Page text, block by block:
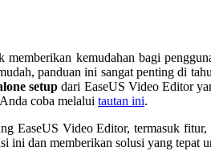
kemudahan bagi
panduan ini sangat penting di
setupdari EaseUS Video Editor
coba melalui tautan ini.
EaseUS Video Editor, termasuk
ini dan memberikan solusi yang tepat